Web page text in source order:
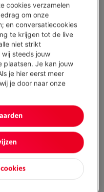
VAN ONBEPAALDE DUUR van
van 14,5 % waarvan
kapitaal (VARIABELE
van 6,24%.
info
€ 76,68
cookies verzamelen
om onze
en conversatiecookies
te krijgen tot de live
niet strikt
steeds jouw
plaatsen. Je kan jouw
je hier eerst meer
je door naar onze